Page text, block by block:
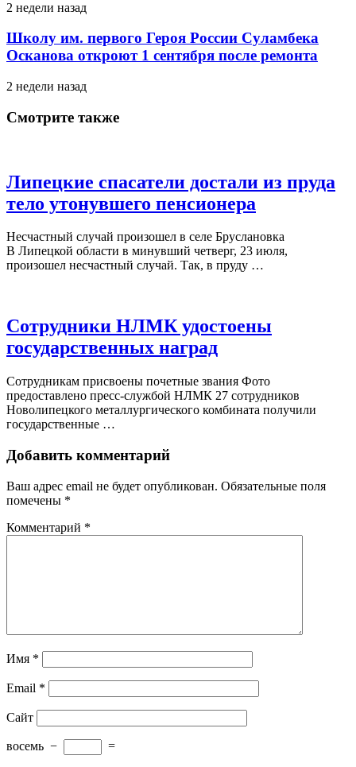
2 недели назад
Школу им. первого Героя России Суламбека
Осканова откроют 1 сентября после ремонта
2 недели назад
Смотрите также
Липецкие спасатели достали из пруда
тело утонувшего пенсионера
Несчастный случай произошел в селе Бруслановка
В Липецкой области в минувший четверг, 23 июля,
произошел несчастный случай. Так, в пруду …
Сотрудники НЛМК удостоены
государственных наград
Сотрудникам присвоены почетные звания Фото
предоставлено пресс-службой НЛМК 27 сотрудников
Новолипецкого металлургического комбината получили
государственные …
Добавить комментарий
Ваш адрес email не будет опубликован. Обязательные поля
помечены *
Комментарий *
Имя *
Email *
Сайт
восемь − =